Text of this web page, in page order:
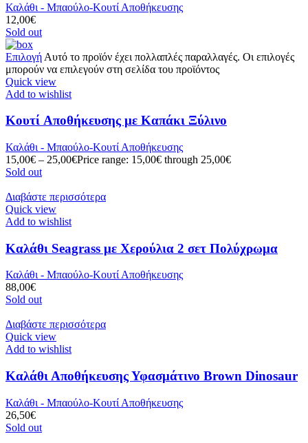
Καλάθι - Μπαούλο-Κουτί Αποθήκευσης
12,00€
Sold out
Επιλογή Αυτό το προϊόν έχει πολλαπλές παραλλαγές. Οι επιλογές
μπορούν να επιλεγούν στη σελίδα του προϊόντος
Quick view
Add to wishlist
Κουτί Aποθήκευσης με Καπάκι Ξύλινο
Καλάθι - Μπαούλο-Κουτί Αποθήκευσης
15,00€ – 25,00€Price range: 15,00€ through 25,00€
Sold out
Διαβάστε περισσότερα
Quick view
Add to wishlist
Καλάθι Seagrass με Χερούλια 2 σετ Πολύχρωμα
Καλάθι - Μπαούλο-Κουτί Αποθήκευσης
88,00€
Sold out
Διαβάστε περισσότερα
Quick view
Add to wishlist
Καλάθι Αποθήκευσης Υφασμάτινο Brown Dinosaur
Καλάθι - Μπαούλο-Κουτί Αποθήκευσης
26,50€
Sold out